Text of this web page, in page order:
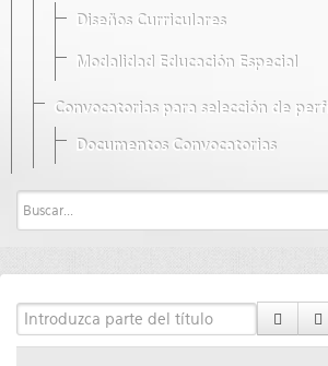
Diseños Curriculares
Modalidad Educación Especial
Convocatorias para selección de
Documentos Convocatorias